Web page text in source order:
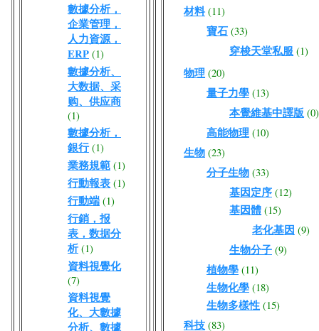
數據分析，
企業管理，
人力資源，
ERP (1)
數據分析、
大数据、采
购、供应商
(1)
數據分析，
銀行 (1)
業務規範 (1)
行動報表 (1)
行動端 (1)
行銷，报
表，数据分
析 (1)
資料視覺化
(7)
資料視覺
化、大數據
分析、數據
材料 (11)
寶石 (33)
穿梭天堂私服 (1)
物理 (20)
量子力學 (13)
本覺維基中譯版 (0)
高能物理 (10)
生物 (23)
分子生物 (33)
基因定序 (12)
基因體 (15)
老化基因 (9)
生物分子 (9)
植物學 (11)
生物化學 (18)
生物多樣性 (15)
科技 (83)